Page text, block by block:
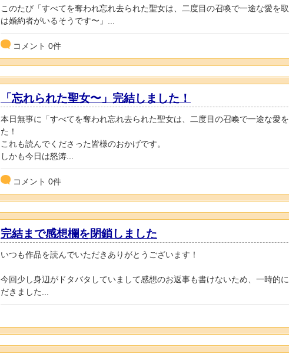
このたび「すべてを奪われ忘れ去られた聖女は、二度目の召喚で一途な愛を
は婚約者がいるそうです〜」...
コメント 0件
「忘れられた聖女〜」完結しました！
本日無事に「すべてを奪われ忘れ去られた聖女は、二度目の召喚で一途な愛
た！
これも読んでくださった皆様のおかげです。
しかも今日は怒涛...
コメント 0件
完結まで感想欄を閉鎖しました
いつも作品を読んでいただきありがとうございます！
今回少し身辺がドタバタしていまして感想のお返事も書けないため、一時的
だきました...